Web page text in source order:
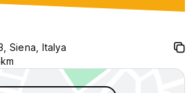
Siena, Italya